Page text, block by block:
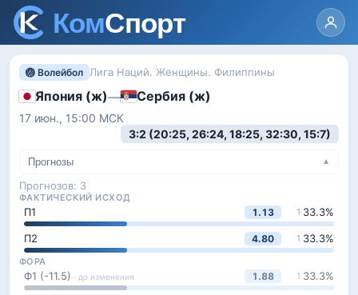
🏐 Волейбол Лига Наций. Женщины. Филиппины
Япония (ж)— Сербия (ж)
17 июн., 15:00 МСК
3:2 (20:25, 26:24, 18:25, 32:30, 15:7)
Прогнозы ▼
Прогнозов: 3
ФАКТИЧЕСКИЙ ИСХОД
П1 1.13 1 33.3%
П2 4.80 1 33.3%
ФОРА
Ф1 (-11.5) · до изменения 1.88 1 33.3%